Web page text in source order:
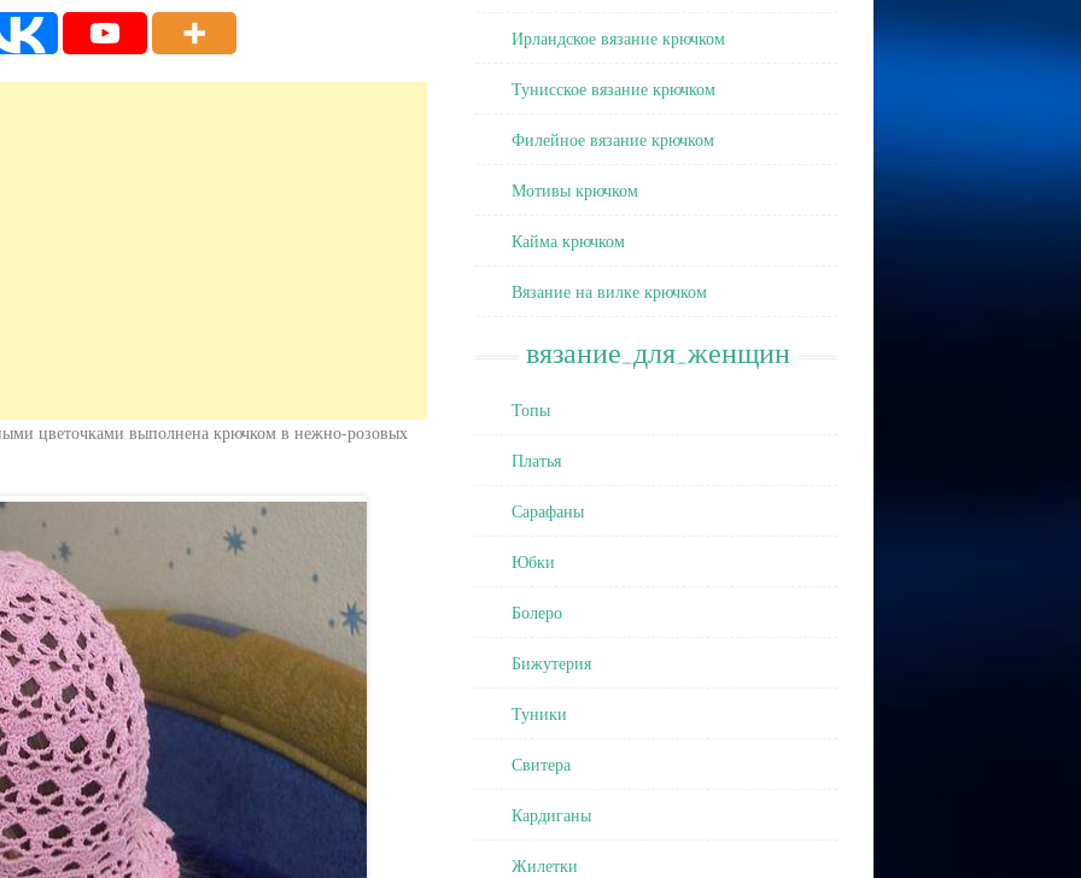
цветочками выполнена крючком в нежно-розовых
Ирландское вязание крючком
Тунисское вязание крючком
Филейное вязание крючком
Мотивы крючком
Кайма крючком
Вязание на вилке крючком
вязание_для_женщин
Топы
Платья
Сарафаны
Юбки
Болеро
Бижутерия
Туники
Свитера
Кардиганы
Жилетки